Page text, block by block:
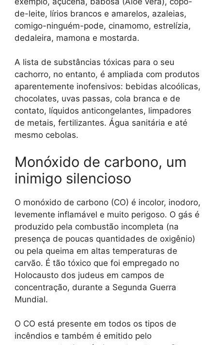
de-leite, lírios brancos e amarelos, azaleias,
comigo-ninguém-pode, cinamomo, estrelízia,
dedaleira, mamona e mostarda.
A lista de substâncias tóxicas para o seu
cachorro, no entanto, é ampliada com produtos
aparentemente inofensivos: bebidas alcoólicas,
chocolates, uvas passas, cola branca e de
contato, líquidos anticongelantes, limpadores
de metais, fertilizantes. Água sanitária e até
mesmo cebolas.
Monóxido de carbono, um
inimigo silencioso
O monóxido de carbono (CO) é incolor, inodoro,
levemente inflamável e muito perigoso. O gás é
produzido pela combustão incompleta (na
presença de poucas quantidades de oxigênio)
ou pela queima em altas temperaturas de
carvão. É tão tóxico que foi empregado no
Holocausto dos judeus em campos de
concentração, durante a Segunda Guerra
Mundial.
O CO está presente em todos os tipos de
incêndios e também é emitido pelo